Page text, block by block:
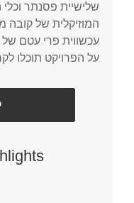
שלישיית פסנתר
המוזיקלית של קובה
עכשווית פרי עטם של
על הפרויקט תוכלו